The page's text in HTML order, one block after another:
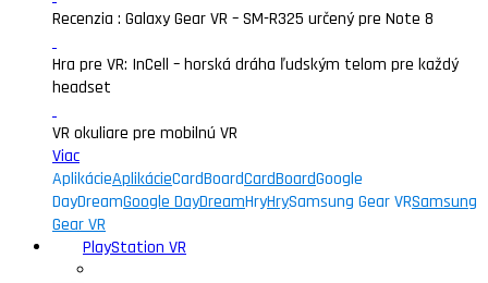
Recenzia : Galaxy Gear VR – SM-R325 určený pre Note 8
Hra pre VR: InCell – horská dráha ľudským telom pre každý
headset
VR okuliare pre mobilnú VR
Viac
AplikácieAplikácieCardBoardCardBoardGoogle
DayDreamGoogle DayDreamHryHrySamsung Gear VRSamsung
Gear VR
PlayStation VR